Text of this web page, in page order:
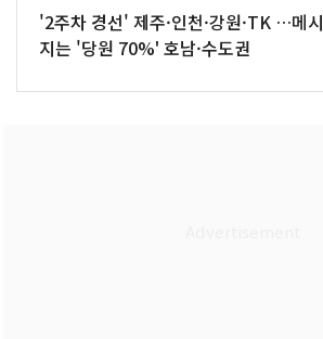
'2주차 경선' 제주·인천·강원·TK …메시
지는 '당원 70%' 호남·수도권